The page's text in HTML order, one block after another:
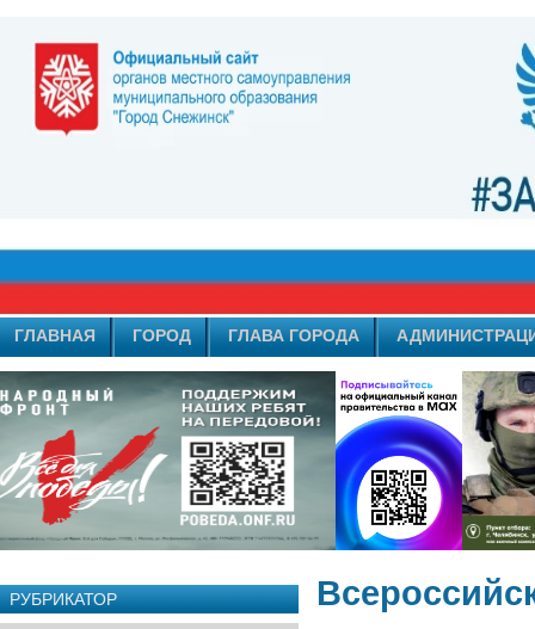
ГЛАВНАЯ ГОРОД ГЛАВА ГОРОДА
РУБРИКАТОР